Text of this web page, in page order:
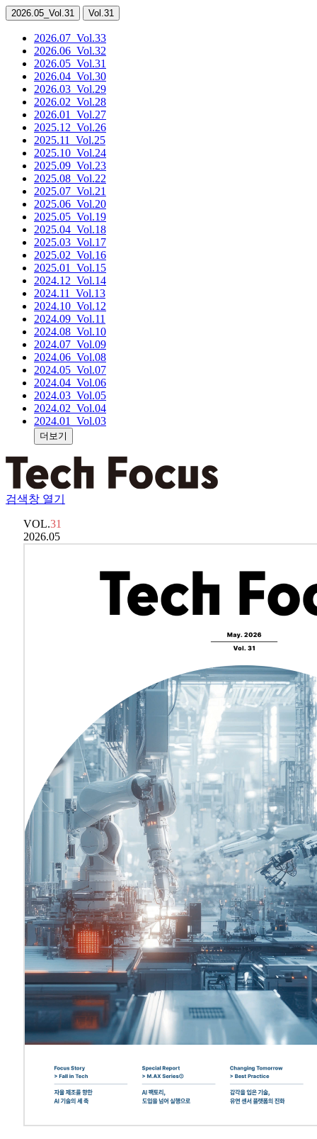
2026.05 _Vol.31 Vol.31
2026.07 _Vol.33
2026.06 _Vol.32
2026.05 _Vol.31
2026.04 _Vol.30
2026.03 _Vol.29
2026.02 _Vol.28
2026.01
_Vol.27
2025.12 _Vol.26
2025.11
_Vol.25
2025.10 _Vol.24
2025.09 _Vol.23
2025.08 _Vol.22
2025.07 _Vol.21
2025.06 _Vol.20
2025.05 _Vol.19
2025.04 _Vol.18
2025.03 _Vol.17
2025.02 _Vol.16
2025.01
_Vol.15
2024.12 _Vol.14
2024.11
_Vol.13
2024.10 _Vol.12
2024.09 _Vol.11
2024.08 _Vol.10
2024.07 _Vol.09
2024.06 _Vol.08
2024.05 _Vol.07
2024.04 _Vol.06
2024.03 _Vol.05
2024.02 _Vol.04
2024.01
_Vol.03
더보기
검색창 열기
VOL.31
2026.05